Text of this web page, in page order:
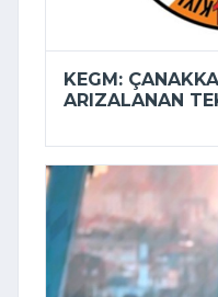
KEGM:
ARIZALANAN